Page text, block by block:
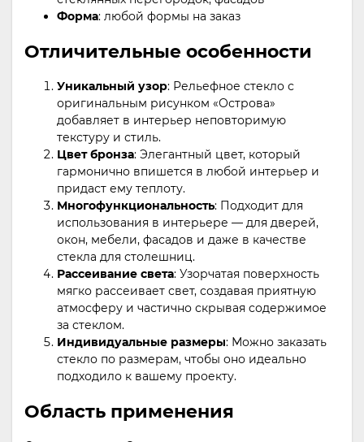
Форма: любой формы на заказ
Отличительные особенности
Уникальный узор: Рельефное стекло с
оригинальным рисунком «Острова»
добавляет в интерьер неповторимую
текстуру и стиль.
Цвет бронза: Элегантный цвет, который
гармонично впишется в любой интерьер и
придаст ему теплоту.
Многофункциональность: Подходит для
использования в интерьере — для дверей,
окон, мебели, фасадов и даже в качестве
стекла для столешниц.
Рассеивание света: Узорчатая поверхность
мягко рассеивает свет, создавая приятную
атмосферу и частично скрывая содержимое
за стеклом.
Индивидуальные размеры: Можно заказать
стекло по размерам, чтобы оно идеально
подходило к вашему проекту.
Область применения